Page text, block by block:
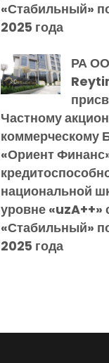
«Стабильный»
2025 года
РА
Частному
коммерческому
«Ориент
национальной
уровне «uzA++»
«Стабильный»
2025 года